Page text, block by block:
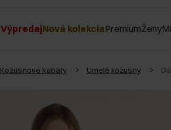
VýpredajNová kolekciaPremiumŽeny
Kožušinové kabáty Umelé kožušiny